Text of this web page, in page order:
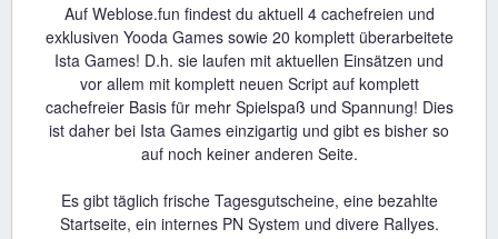
Auf Weblose.fun findest du aktuell 4 cachefreien und
exklusiven Yooda Games sowie 20 komplett überarbeitete
Ista Games! D.h. sie laufen mit aktuellen Einsätzen und
vor allem mit komplett neuen Script auf komplett
cachefreier Basis für mehr Spielspaß und Spannung! Dies
ist daher bei Ista Games einzigartig und gibt es bisher so
auf noch keiner anderen Seite.
Es gibt täglich frische Tagesgutscheine, eine bezahlte
Startseite, ein internes PN System und divere Rallyes.